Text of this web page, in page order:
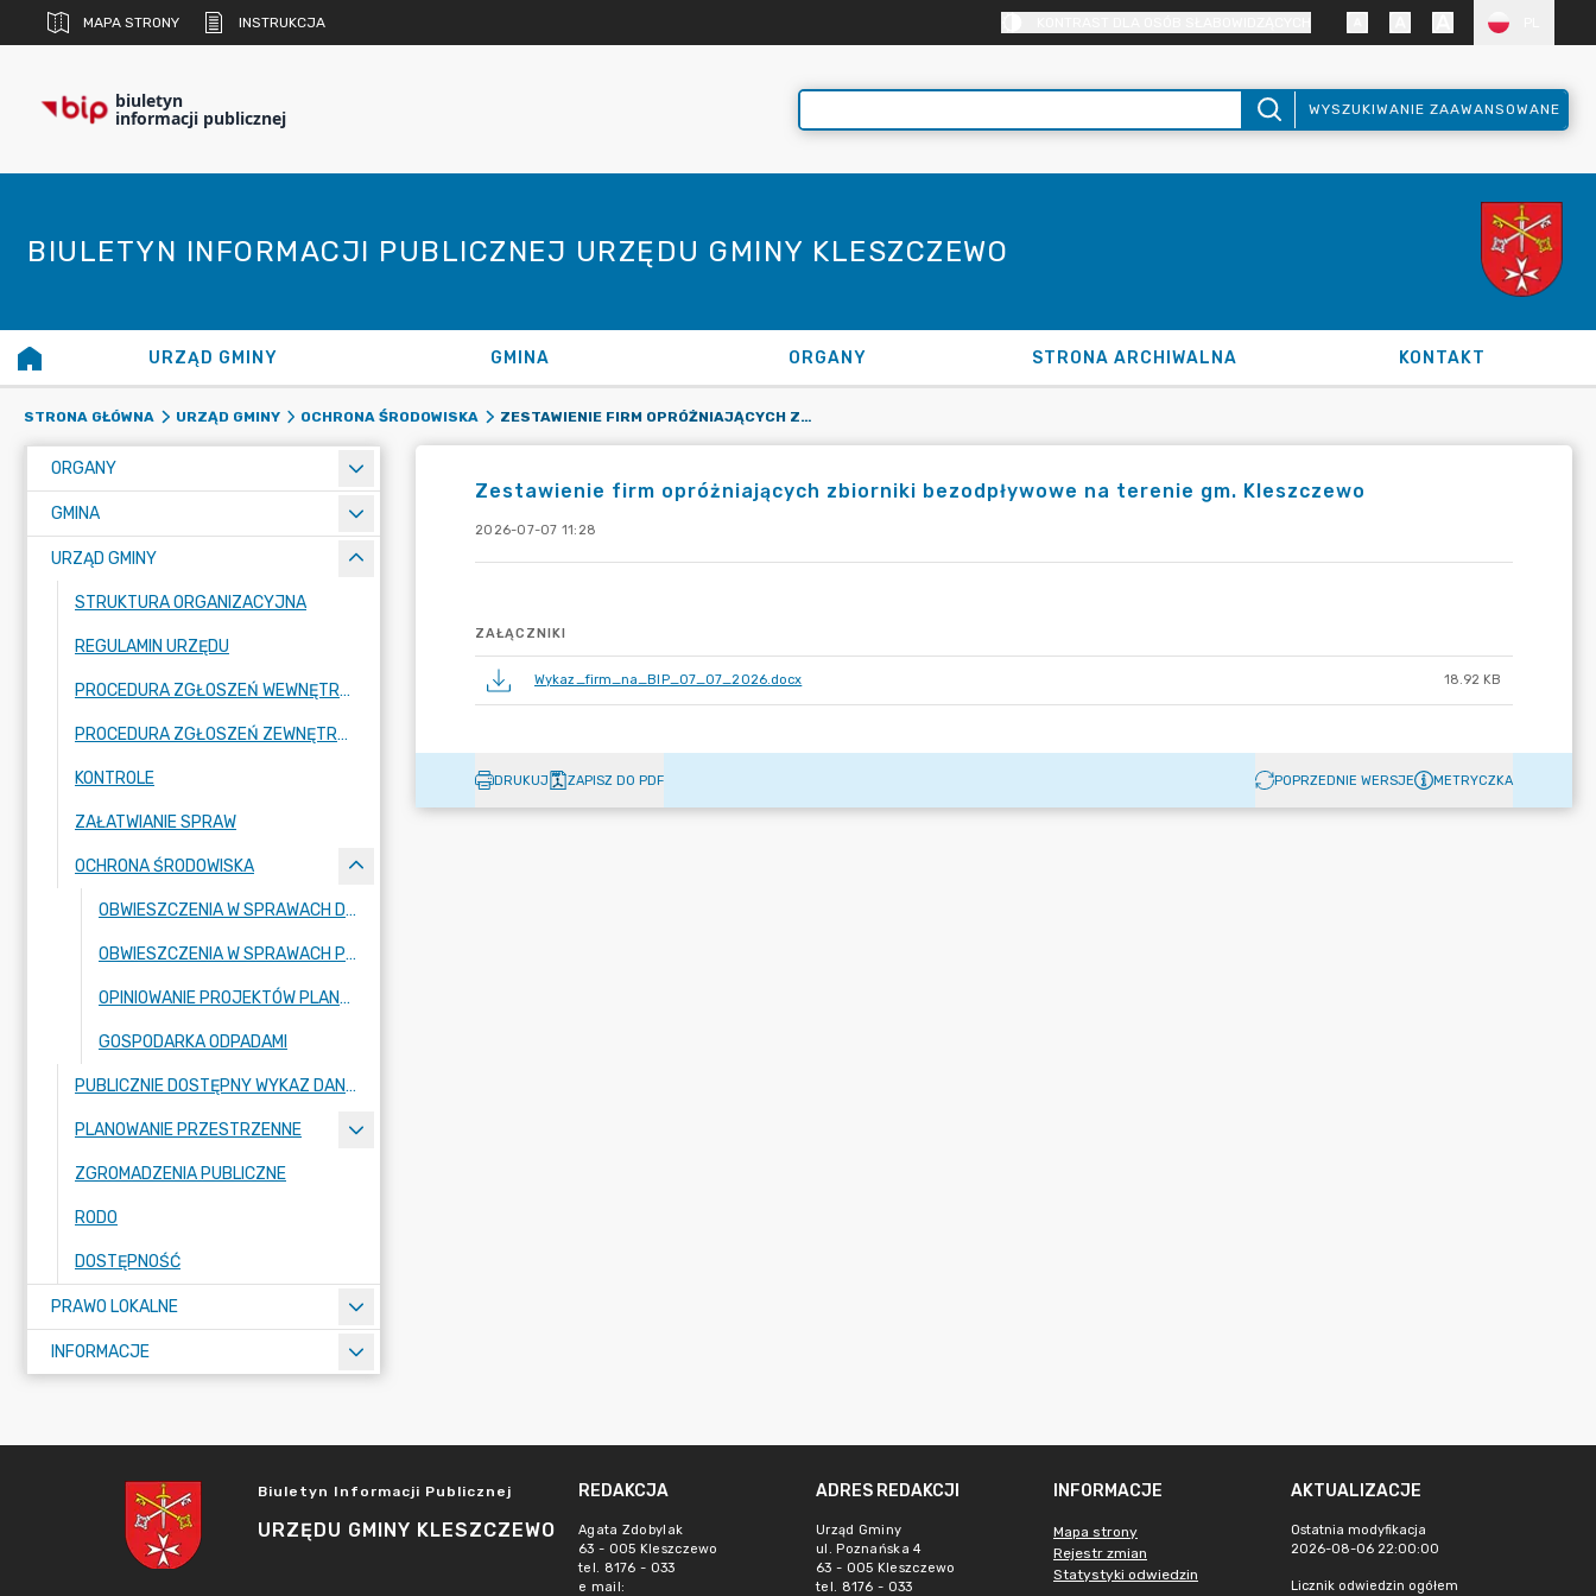
MAPA STRONY INSTRUKCJA
biuletyn
informacji publicznej WYSZUKIWANIE ZAAWANSOWANE
BIULETYN INFORMACJI PUBLICZNEJ URZĘDU GMINY KLESZCZEWO
URZĄD GMINY GMINA ORGANY STRONA ARCHIWALNA KONTAKT
STRONA GŁÓWNA URZĄD GMINY OCHRONA ŚRODOWISKA ZESTAWIENIE FIRM OPRÓŻNIAJĄCYCH ZBIORNIKI BEZODPŁYWOWE NA TERENIE GM. KLESZCZEWO
ORGANY
GMINA
URZĄD GMINY
STRUKTURA ORGANIZACYJNA
REGULAMIN URZĘDU
PROCEDURA ZGŁOSZEŃ WEWNĘTRZNYCH W URZĘDZIE GMINY KLESZCZEWO
PROCEDURA ZGŁOSZEŃ ZEWNĘTRZNYCH W URZĘDZIE GMINY
KONTROLE
ZAŁATWIANIE SPRAW
OCHRONA ŚRODOWISKA
OBWIESZCZENIA W SPRAWACH DECYZJI ŚRODOWISKOWYCH
OBWIESZCZENIA W SPRAWACH POZWOLEŃ WODNOPRAWNYCH
OPINIOWANIE PROJEKTÓW PLANÓW, PROGRAMÓW, UCHWAŁ ITP.
GOSPODARKA ODPADAMI
PUBLICZNIE DOSTĘPNY WYKAZ DANYCH O ŚRODOWISKU
PLANOWANIE PRZESTRZENNE
ZGROMADZENIA PUBLICZNE
RODO
DOSTĘPNOŚĆ
PRAWO LOKALNE
INFORMACJE
Zestawienie firm opróżniających zbiorniki bezodpływowe na terenie gm. Kleszczewo
2026-07-07 11:28
ZAŁĄCZNIKI
Wykaz_firm_na_BIP_07_07_2026.docx 18.92 KB
DRUKUJ ZAPISZ DO PDF POPRZEDNIE WERSJE METRYCZKA
Biuletyn Informacji Publicznej
URZĘDU GMINY KLESZCZEWO
REDAKCJA
Agata Zdobylak
63 - 005 Kleszczewo
tel. 8176 - 033
e mail:
ADRES REDAKCJI
Urząd Gminy
ul. Poznańska 4
63 - 005 Kleszczewo
tel. 8176 - 033
INFORMACJE
Mapa strony
Rejestr zmian
Statystyki odwiedzin
AKTUALIZACJE
Ostatnia modyfikacja
2026-08-06 22:00:00
Licznik odwiedzin ogółem